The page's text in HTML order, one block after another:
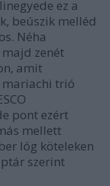
ez a
beúszik melléd
Néha
majd zenét
amit
mariachi trió
pont ezért
mellett
lóg köteleken
szerint